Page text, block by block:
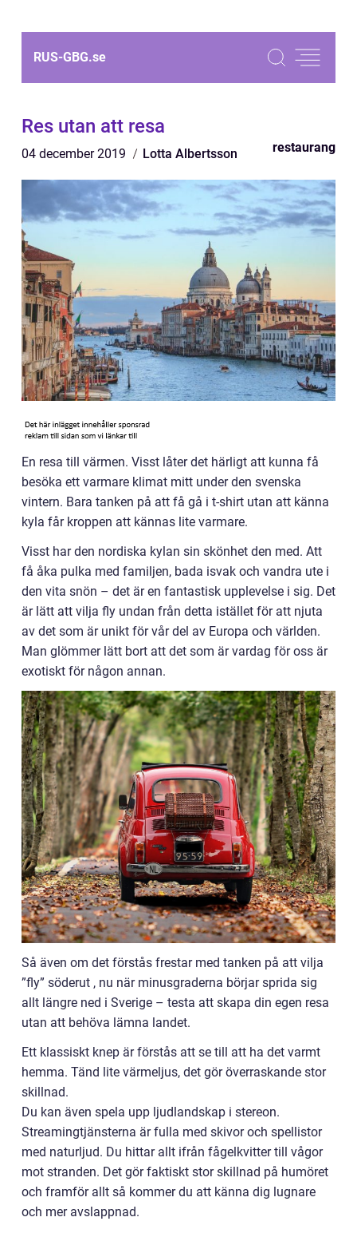
RUS-GBG.se
Res utan att resa
04 december 2019 Lotta Albertsson restaurang
En resa till värmen. Visst låter det härligt att kunna få
besöka ett varmare klimat mitt under den svenska
vintern. Bara tanken på att få gå i t-shirt utan att känna
kyla får kroppen att kännas lite varmare.
Visst har den nordiska kylan sin skönhet den med. Att
få åka pulka med familjen, bada isvak och vandra ute i
den vita snön – det är en fantastisk upplevelse i sig. Det
är lätt att vilja fly undan från detta istället för att njuta
av det som är unikt för vår del av Europa och världen.
Man glömmer lätt bort att det som är vardag för oss är
exotiskt för någon annan.
Så även om det förstås frestar med tanken på att vilja
”fly” söderut , nu när minusgraderna börjar sprida sig
allt längre ned i Sverige – testa att skapa din egen resa
utan att behöva lämna landet.
Ett klassiskt knep är förstås att se till att ha det varmt
hemma. Tänd lite värmeljus, det gör överraskande stor
skillnad.
Du kan även spela upp ljudlandskap i stereon.
Streamingtjänsterna är fulla med skivor och spellistor
med naturljud. Du hittar allt ifrån fågelkvitter till vågor
mot stranden. Det gör faktiskt stor skillnad på humöret
och framför allt så kommer du att känna dig lugnare
och mer avslappnad.